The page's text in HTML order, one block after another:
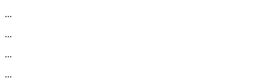
...
...
...
...